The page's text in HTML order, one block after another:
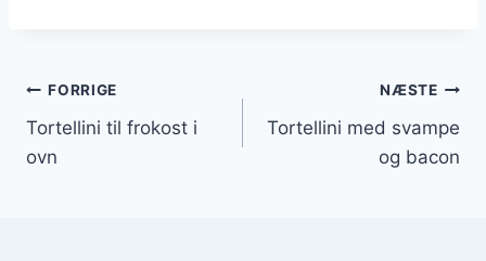
Indlægsnavigation
FORRIGE
Tortellini til frokost i
ovn
NÆSTE
Tortellini med svampe
og bacon